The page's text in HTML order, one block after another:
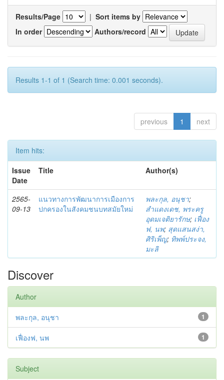
Results/Page | Sort items by
In order
Authors/record
Results 1-1 of 1 (Search time: 0.001 seconds).
previous 1 next
Item hits:
Issue
Date
Title Author(s)
2565-
09-13
แนวทางการพัฒนาการเมืองการ
ปกครองในสังคมชนบทสมัยใหม่
พละกุล, อนุชา;
สำแดงเดช, พระครู
อุดมเจติยารักษ; เฟื่อง
ฟ, นพ; สุดแสนสง่า,
ศิริเพ็ญ; ทิพพ์ประจง,
มะลิ
Discover
Author
1
พละกุล, อนุชา
1
เฟื่องฟ, นพ
Subject